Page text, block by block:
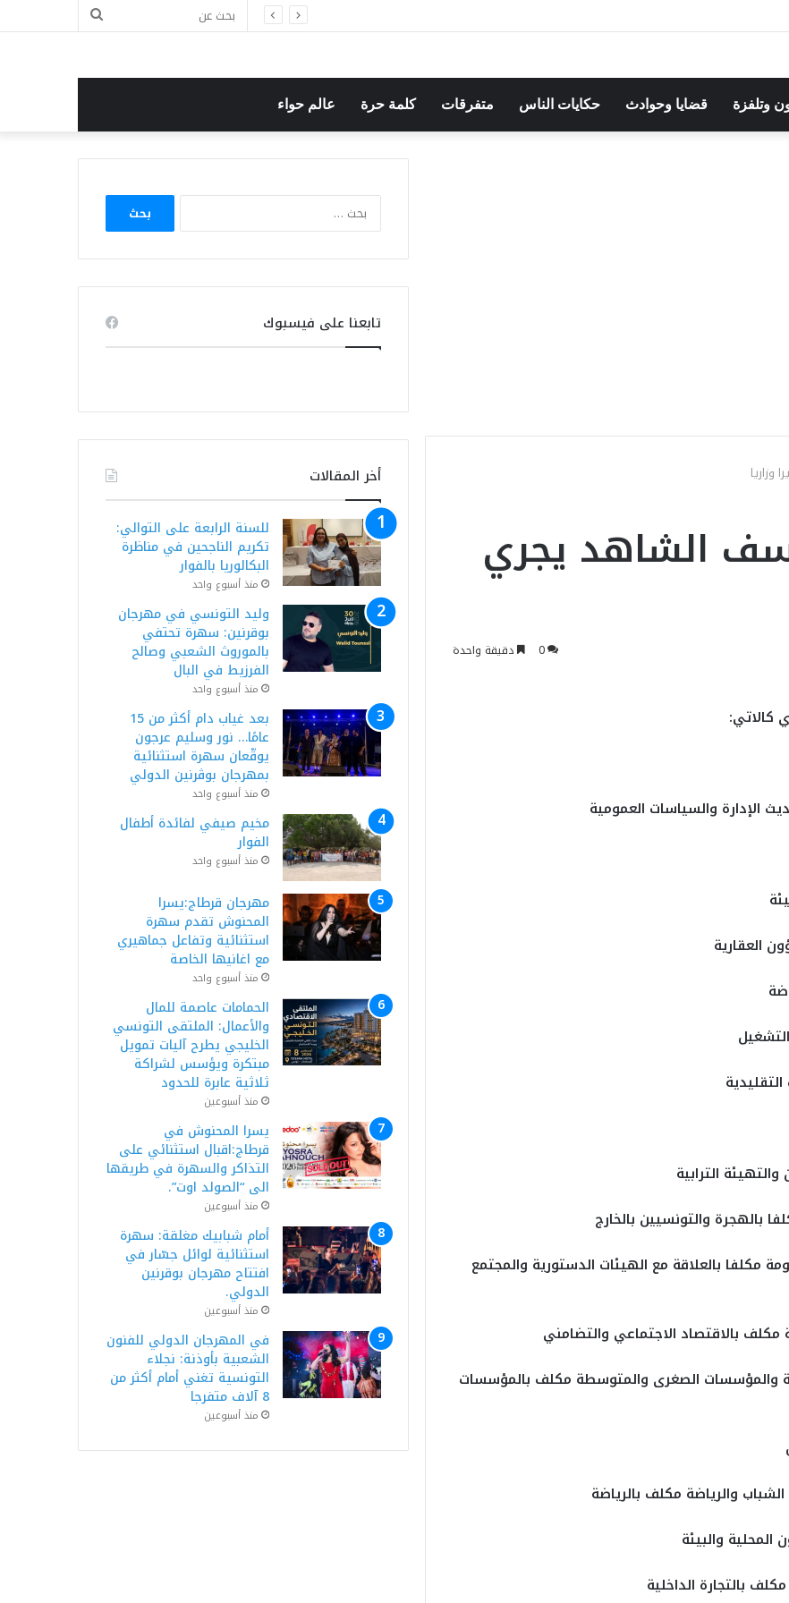
بوقرنين: سهرة تحتفي بالموروث الشعبي وصالح الفرزيط في البال
بحث
وتلفزة قضايا وحوادث حكايات الناس متفرقات كلمة حرة عالم حواء
الشاهد يجري
0 دقيقة واحدة
كالاتي:
الإدارة والسياسات العمومية
العقارية
الترابية
بالهجرة والتونسيين بالخارج
بالعلاقة مع الهيئات الدستورية والمجتمع
بالاقتصاد الاجتماعي والتضامني
والمؤسسات الصغرى والمتوسطة مكلف بالمؤسسات
والرياضة مكلف بالرياضة
والبيئة
بالتجارة الداخلية
البحث
تابعنا على فيسبوك
أخر المقالات
للسنة الرابعة على التوالي:
تكريم الناجحين في مناظرة
البكالوريا بالفوار
منذ أسبوع واحد
وليد التونسي في مهرجان
بوقرنين: سهرة تحتفي
بالموروث الشعبي وصالح
الفرزيط في البال
منذ أسبوع واحد
بعد غياب دام أكثر من 15
عامًا… نور وسليم عرجون
يوقّعان سهرة استثنائية
بمهرجان بوڨرنين الدولي
منذ أسبوع واحد
مخيم صيفي لفائدة أطفال
الفوار
منذ أسبوع واحد
مهرجان قرطاج:يسرا
المحنوش تقدم سهرة
استثنائية وتفاعل جماهيري
مع اغانيها الخاصة
منذ أسبوع واحد
الحمامات عاصمة للمال
والأعمال: الملتقى التونسي
الخليجي يطرح آليات تمويل
مبتكرة ويؤسس لشراكة
ثلاثية عابرة للحدود
منذ أسبوعين
يسرا المحنوش في
قرطاج:اقبال استثنائي على
التذاكر والسهرة في طريقها
الى “الصولد اوت”.
منذ أسبوعين
أمام شبابيك مغلقة: سهرة
استثنائية لوائل جسّار في
افتتاح مهرجان بوقرنين
الدولي.
منذ أسبوعين
في المهرجان الدولي للفنون
الشعبية بأوذنة: نجلاء
التونسية تغني أمام أكثر من
8 آلاف متفرجا
منذ أسبوعين